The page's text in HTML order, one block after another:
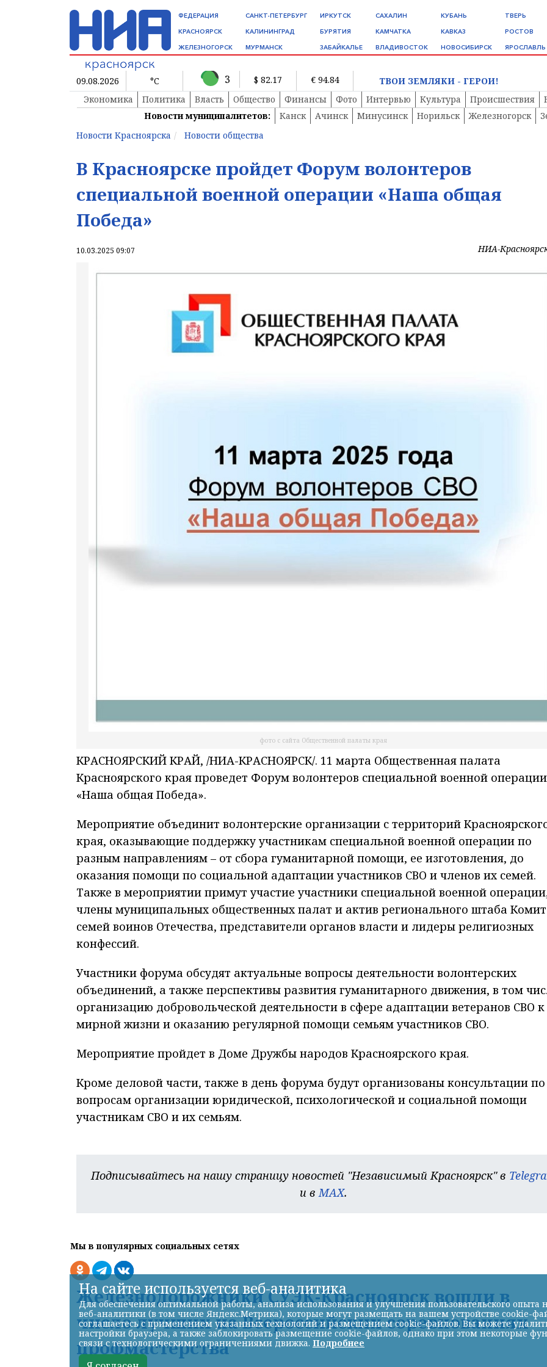
ФЕДЕРАЦИЯ
КРАСНОЯРСК
ЖЕЛЕЗНОГОРСК
САНКТ-ПЕТЕРБУРГ
КАЛИНИНГРАД
МУРМАНСК
ИРКУТСК
БУРЯТИЯ
ЗАБАЙКАЛЬЕ
САХАЛИН
КАМЧАТКА
ВЛАДИВОСТОК
КУБАНЬ
КАВКАЗ
НОВОСИБИРСК
ТВЕРЬ
РОСТОВ
ЯРОСЛАВЛЬ
09.08.2026 °C 3 $ 82.17 € 94.84
ТВОИ ЗЕМЛЯКИ - ГЕРОИ!
Экономика
Политика Власть Общество Финансы Фото Интервью Культура Происшествия
Новости муниципалитетов:
Канск Ачинск Минусинск Норильск Железногорск
Новости Красноярска
Новости общества
В Красноярске пройдет Форум волонтеров
специальной военной операции «Наша общая
Победа»
10.03.2025 09:07 НИА-
фото с сайта Общественной палаты края
КРАСНОЯРСКИЙ КРАЙ, /НИА-КРАСНОЯРСК/. 11 марта Общественная палата
Красноярского края проведет Форум волонтеров специальной военной операции
«Наша общая Победа».
Мероприятие объединит волонтерские организации с территорий
края, оказывающие поддержку участникам специальной военной операции по
разным направлениям – от сбора гуманитарной помощи, ее изготовления, до
оказания помощи по социальной адаптации участников СВО и членов их семей.
Также в мероприятии примут участие участники специальной военной
члены муниципальных общественных палат и актив регионального штаба
семей воинов Отечества, представители органов власти и лидеры религиозных
конфессий.
Участники форума обсудят актуальные вопросы деятельности волонтерских
объединений, а также перспективы развития гуманитарного движения, в том
организацию добровольческой деятельности в сфере адаптации ветеранов СВО к
мирной жизни и оказанию регулярной помощи семьям участников СВО.
Мероприятие пройдет в Доме Дружбы народов Красноярского края.
Кроме деловой части, также в день форума будут организованы консультации по
вопросам организации юридической, психологической и социальной помощи
участникам СВО и их семьям.
Подписывайтесь на нашу страницу новостей "Независимый Красноярск" в
и вMAX.
Мы в популярных социальных сетях
Железнодорожники СУЭК-Красноярск вошли в
число лучших на Всероссийских соревнованиях
профмастерства
На сайте используется веб-аналитика
Для обеспечения оптимальной работы, анализа использования и улучшения пользовательского опыта
веб-аналитики (в том числе Яндекс.Метрика), которые могут размещать на вашем устройстве cookie-
соглашаетесь с применением указанных технологий и размещением cookie-файлов. Вы можете
настройки браузера, а также заблокировать размещение cookie-файлов, однако при этом некоторые
связи с технологическими ограничениями движка. Подробнее